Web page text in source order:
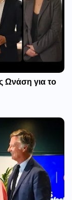
Ωνάση για το